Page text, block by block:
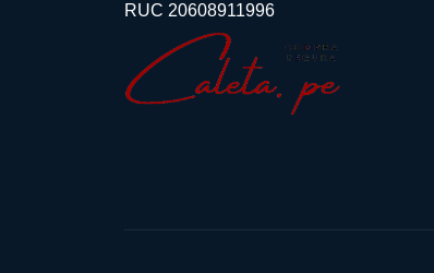
RUC 20608911996